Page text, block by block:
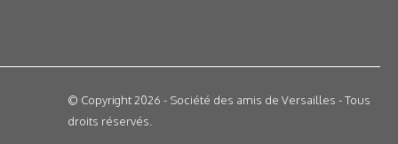
© Copyright 2026 - Société des amis de Versailles - Tous
droits réservés.